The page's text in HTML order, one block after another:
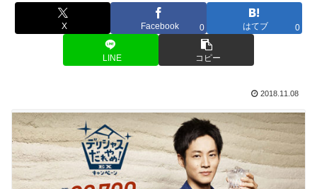
X Facebook 0 はてブ 0
LINE コピー
2018.11.08